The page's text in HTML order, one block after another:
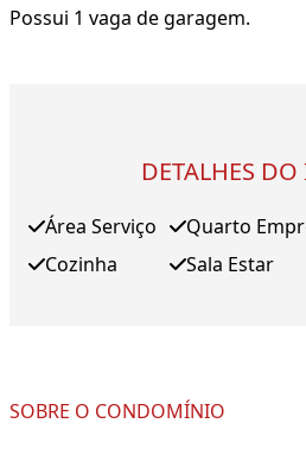
Possui 1 vaga de garagem.
DETALHES
Área Serviço
Cozinha
Quarto
Sala Estar
SOBRE O CONDOMÍNIO